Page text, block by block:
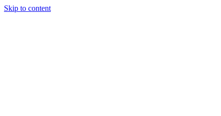
Skip to content